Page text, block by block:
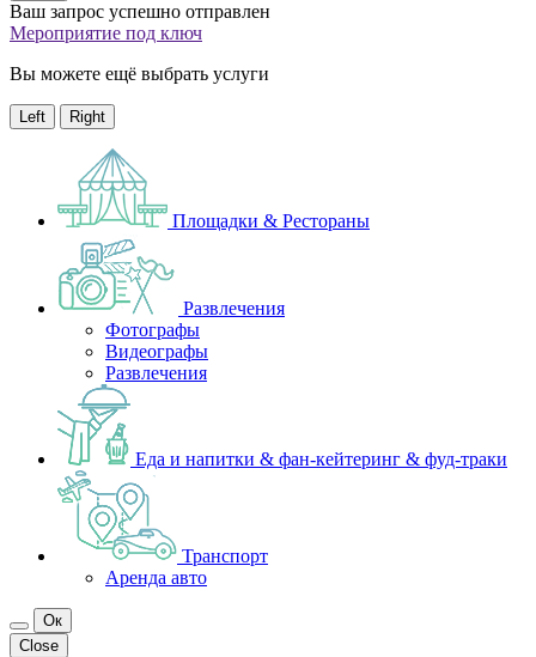
Ваш запрос успешно отправлен
Мероприятие под ключ
Вы можете ещё выбрать услуги
Left Right
Площадки & Рестораны
Развлечения
Фотографы
Видеографы
Развлечения
Еда и напитки & фан-кейтеринг & фуд-траки
Транспорт
Аренда авто
Ок
Close